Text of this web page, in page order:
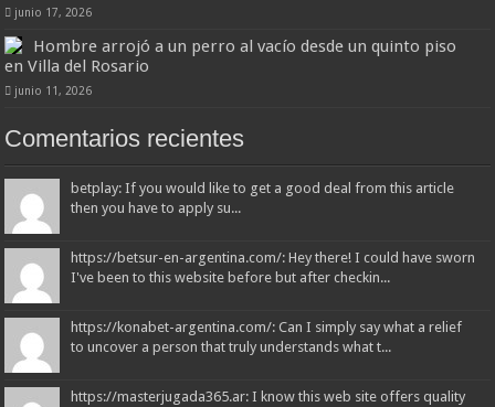
junio 17, 2026
Hombre arrojó a un perro al vacío desde un quinto piso
en Villa del Rosario
junio 11, 2026
Comentarios recientes
betplay: If you would like to get a good deal from this article
then you have to apply su...
https://betsur-en-argentina.com/: Hey there! I could have sworn
I've been to this website before but after checkin...
https://konabet-argentina.com/: Can I simply say what a relief
to uncover a person that truly understands what t...
https://masterjugada365.ar: I know this web site offers quality